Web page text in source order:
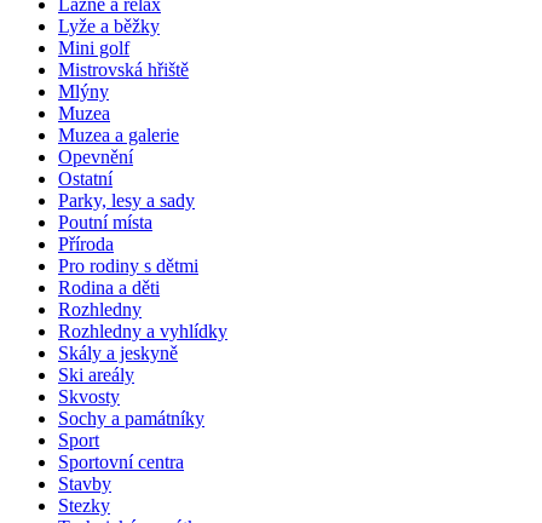
Lyže a běžky
Mini golf
Mistrovská hřiště
Mlýny
Muzea
Muzea a galerie
Opevnění
Ostatní
Parky, lesy a sady
Poutní místa
Příroda
Pro rodiny s dětmi
Rodina a děti
Rozhledny
Rozhledny a vyhlídky
Skály a jeskyně
Ski areály
Skvosty
Sochy a památníky
Sport
Sportovní centra
Stavby
Stezky